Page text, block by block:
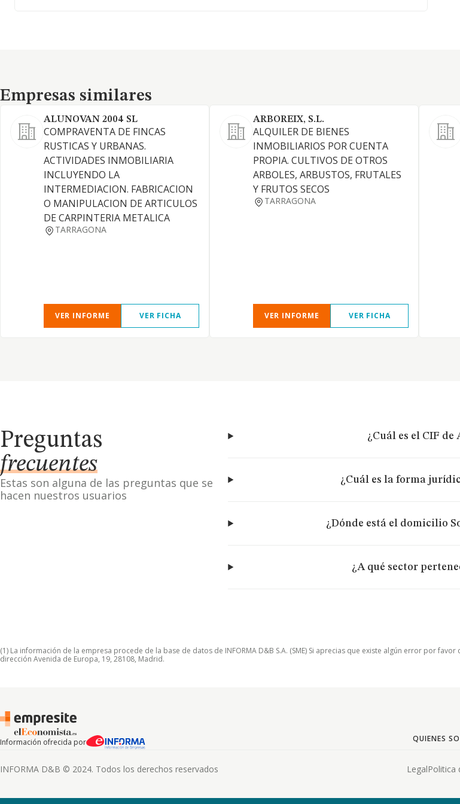
Empresas similares
Empresas similares
ALUNOVAN 2004 SL
COMPRAVENTA DE FINCAS
RUSTICAS Y URBANAS.
ACTIVIDADES INMOBILIARIA
INCLUYENDO LA
INTERMEDIACION. FABRICACION
O MANIPULACION DE ARTICULOS
DE CARPINTERIA METALICA
TARRAGONA
VER INFORME VER FICHA
ARBOREIX, S.L.
ALQUILER DE BIENES
INMOBILIARIOS POR CUENTA
PROPIA. CULTIVOS DE OTROS
ARBOLES, ARBUSTOS, FRUTALES
Y FRUTOS SECOS
TARRAGONA
VER INFORME VER FICHA
Preguntas
frecuentes
Estas son alguna de las preguntas que se
hacen nuestros usuarios
¿Cuál es el CIF de
¿Cuál es la forma
¿Dónde está el domicilio
¿A qué sector
(1) La información de la empresa procede de la base de datos de INFORMA D&B S.A. (SME) Si aprecias que existe algún error por
dirección Avenida de Europa, 19, 28108, Madrid.
Información ofrecida por QUIENES
INFORMA D&B © 2024. Todos los derechos reservados LegalPolitica